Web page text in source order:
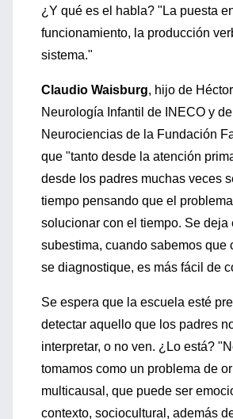
¿Y qué es el habla? "La puesta
funcionamiento, la producción
sistema."
Claudio Waisburg, hijo de
Neurología Infantil de INECO y
Neurociencias de la Fundación
que "tanto desde la atención
desde los padres muchas veces
tiempo pensando que el
solucionar con el tiempo. Se deja
subestima, cuando sabemos que
se diagnostique, es más fácil de
Se espera que la escuela esté
detectar aquello que los padres
interpretar, o no ven. ¿Lo está?
tomamos como un problema de
multicausal, que puede ser
contexto, sociocultural, además